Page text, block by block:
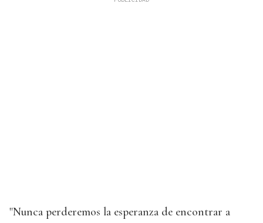
"Nunca perderemos la esperanza de encontrar a